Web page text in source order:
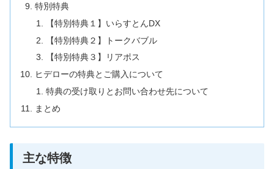
特別特典
【特別特典１】いらすとんDX
【特別特典２】トークバブル
【特別特典３】リアポス
ヒデローの特典とご購入について
特典の受け取りとお問い合わせ先について
まとめ
主な特徴